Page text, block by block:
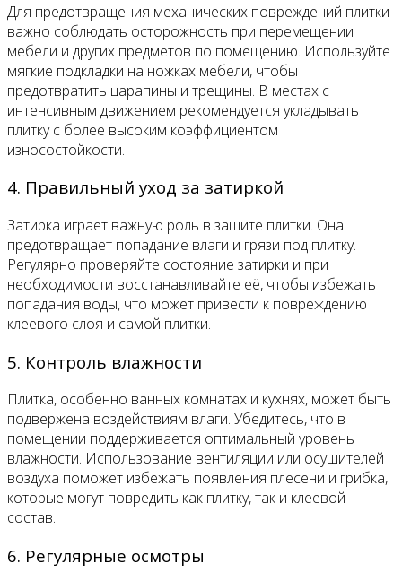
Для предотвращения механических повреждений плитки
важно соблюдать осторожность при перемещении
мебели и других предметов по помещению. Используйте
мягкие подкладки на ножках мебели, чтобы
предотвратить царапины и трещины. В местах с
интенсивным движением рекомендуется укладывать
плитку с более высоким коэффициентом
износостойкости.
4. Правильный уход за затиркой
Затирка играет важную роль в защите плитки. Она
предотвращает попадание влаги и грязи под плитку.
Регулярно проверяйте состояние затирки и при
необходимости восстанавливайте её, чтобы избежать
попадания воды, что может привести к повреждению
клеевого слоя и самой плитки.
5. Контроль влажности
Плитка, особенно ванных комнатах и кухнях, может быть
подвержена воздействиям влаги. Убедитесь, что в
помещении поддерживается оптимальный уровень
влажности. Использование вентиляции или осушителей
воздуха поможет избежать появления плесени и грибка,
которые могут повредить как плитку, так и клеевой
состав.
6. Регулярные осмотры